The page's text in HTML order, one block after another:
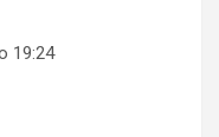
19:24